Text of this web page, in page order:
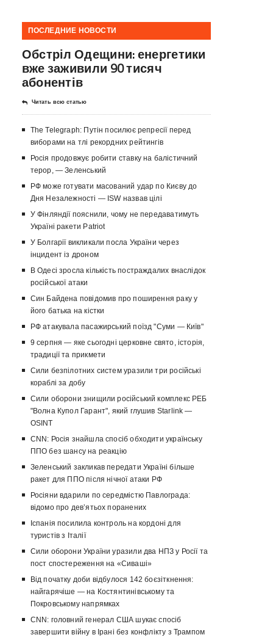
ПОСЛЕДНИЕ НОВОСТИ
Обстріл Одещини: енергетики
вже заживили 90 тисяч
абонентів
Читать всю статью
The Telegraph: Путін посилює репресії перед
виборами на тлі рекордних рейтингів
Росія продовжує робити ставку на балістичний
терор, — Зеленський
РФ може готувати масований удар по Києву до
Дня Незалежності — ISW назвав цілі
У Фінляндії пояснили, чому не передаватимуть
Україні ракети Patriot
У Болгарії викликали посла України через
інцидент із дроном
В Одесі зросла кількість постраждалих внаслідок
російської атаки
Син Байдена повідомив про поширення раку у
його батька на кістки
РФ атакувала пасажирський поїзд "Суми — Київ"
9 серпня — яке сьогодні церковне свято, історія,
традиції та прикмети
Сили безпілотних систем уразили три російські
кораблі за добу
Сили оборони знищили російський комплекс РЕБ
"Волна Купол Гарант", який глушив Starlink —
OSINT
CNN: Росія знайшла спосіб обходити українську
ППО без шансу на реакцію
Зеленський закликав передати Україні більше
ракет для ППО після нічної атаки РФ
Росіяни вдарили по середмістю Павлограда:
відомо про девʼятьох поранених
Іспанія посилила контроль на кордоні для
туристів з Італії
Сили оборони України уразили два НПЗ у Росії та
пост спостереження на «Сиваші»
Від початку доби відбулося 142 боєзіткнення:
найгарячіше — на Костянтинівському та
Покровському напрямках
CNN: головний генерал США шукає спосіб
завершити війну в Ірані без конфлікту з Трампом